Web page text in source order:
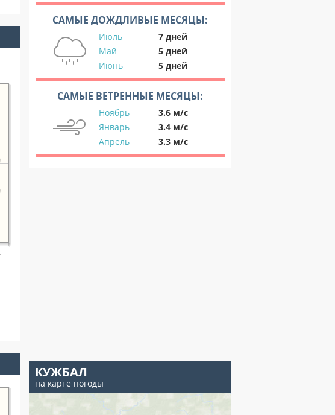
САМЫЕ ДОЖДЛИВЫЕ МЕСЯЦЫ:
Июль
7 дней
Май
5 дней
Июнь
5 дней
САМЫЕ ВЕТРЕННЫЕ МЕСЯЦЫ:
Ноябрь
3.6 м/с
Январь
3.4 м/с
Апрель
3.3 м/с
КУЖБАЛ
на карте погоды